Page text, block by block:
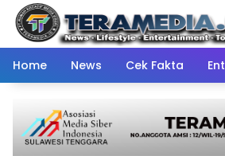
Skip
content
Home
News Cek Fakta